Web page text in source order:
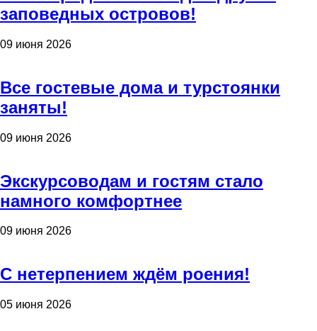
заповедных островов!
09 июня 2026
Все гостевые дома и турстоянки
заняты!
09 июня 2026
Экскурсоводам и гостям стало
намного комфортнее
09 июня 2026
С нетерпением ждём роения!
05 июня 2026